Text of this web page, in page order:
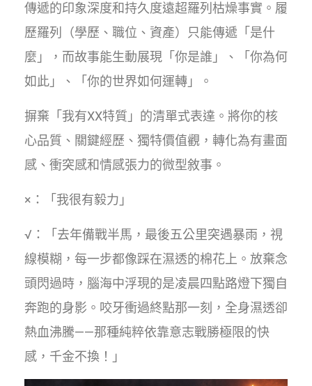
傳遞的印象深度和持久度遠超羅列枯燥事實。履
歷羅列（學歷、職位、資產）只能傳遞「是什
麼」，而故事能生動展現「你是誰」、「你為何
如此」、「你的世界如何運轉」。
摒棄「我有XX特質」的清單式表達。將你的核
心品質、關鍵經歷、獨特價值觀，轉化為有畫面
感、衝突感和情感張力的微型敘事。
×：「我很有毅力」
√：「去年備戰半馬，最後五公里突遇暴雨，視
線模糊，每一步都像踩在濕透的棉花上。放棄念
頭閃過時，腦海中浮現的是凌晨四點路燈下獨自
奔跑的身影。咬牙衝過終點那一刻，全身濕透卻
熱血沸騰——那種純粹依靠意志戰勝極限的快
感，千金不換！」